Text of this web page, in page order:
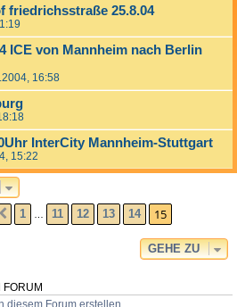
friedrichsstraße 25.8.04
ICE von Mannheim nach Berlin
16:58
InterCity Mannheim-Stuttgart
15:22
15 VON 15
VORHERIGE
1 11 12 13 14 15
GEHE ZU
FORUM